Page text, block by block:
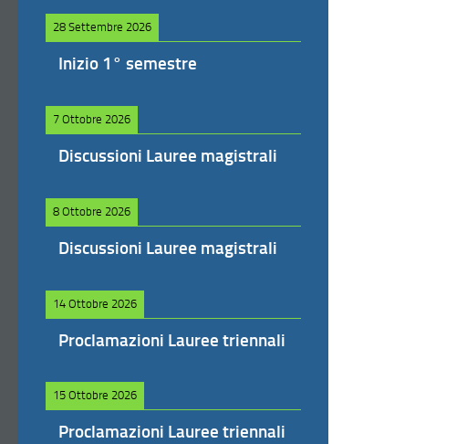
28 Settembre 2026
Inizio 1° semestre
7 Ottobre 2026
Discussioni Lauree magistrali
8 Ottobre 2026
Discussioni Lauree magistrali
14 Ottobre 2026
Proclamazioni Lauree triennali
15 Ottobre 2026
Proclamazioni Lauree triennali